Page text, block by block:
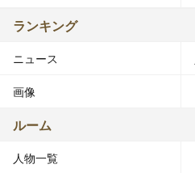
ランキング
ニュース
画像
ルーム
人物一覧